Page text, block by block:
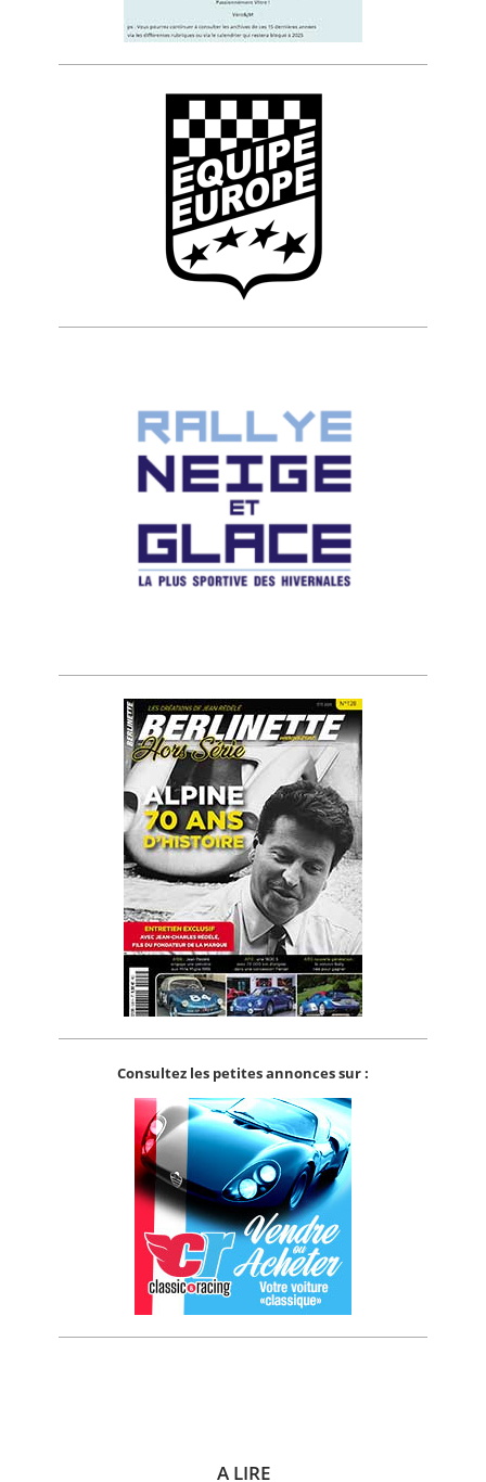
Consultez les petites annonces sur :
A LIRE